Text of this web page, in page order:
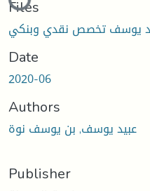
Files
Date
2020-06
Authors
عبید یوسف, بن یوسف نوة
Publisher